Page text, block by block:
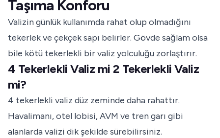
Taşıma Konforu
Valizin günlük kullanımda rahat olup olmadığını
tekerlek ve çekçek sapı belirler. Gövde sağlam olsa
bile kötü tekerlekli bir valiz yolculuğu zorlaştırır.
4 Tekerlekli Valiz mi 2 Tekerlekli Valiz
mi?
4 tekerlekli valiz düz zeminde daha rahattır.
Havalimanı, otel lobisi, AVM ve tren garı gibi
alanlarda valizi dik şekilde sürebilirsiniz.